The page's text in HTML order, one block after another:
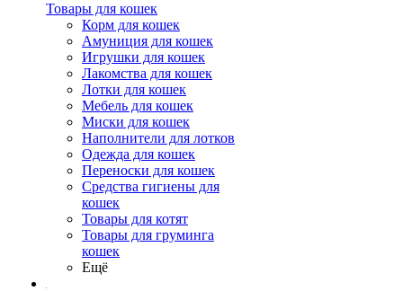
Товары для кошек
Корм для кошек
Амуниция для кошек
Игрушки для кошек
Лакомства для кошек
Лотки для кошек
Мебель для кошек
Миски для кошек
Наполнители для лотков
Одежда для кошек
Переноски для кошек
Средства гигиены для
кошек
Товары для котят
Товары для груминга
кошек
Ещё